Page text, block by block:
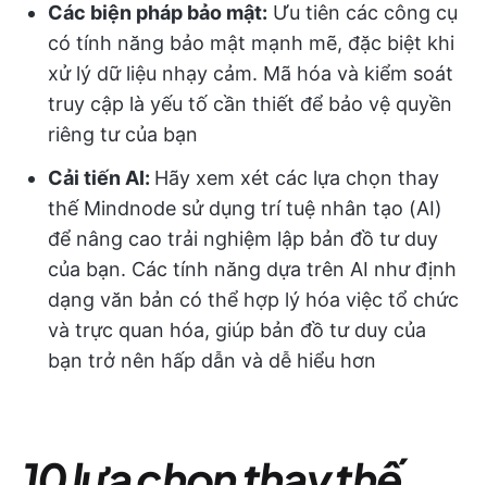
Các biện pháp bảo mật: Ưu tiên các công cụ
có tính năng bảo mật mạnh mẽ, đặc biệt khi
xử lý dữ liệu nhạy cảm. Mã hóa và kiểm soát
truy cập là yếu tố cần thiết để bảo vệ quyền
riêng tư của bạn
Cải tiến AI: Hãy xem xét các lựa chọn thay
thế Mindnode sử dụng trí tuệ nhân tạo (AI)
để nâng cao trải nghiệm lập bản đồ tư duy
của bạn. Các tính năng dựa trên AI như định
dạng văn bản có thể hợp lý hóa việc tổ chức
và trực quan hóa, giúp bản đồ tư duy của
bạn trở nên hấp dẫn và dễ hiểu hơn